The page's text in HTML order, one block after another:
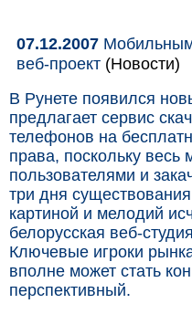
07.12.2007
веб-проект (Новости)
В Рунете появился
предлагает сервис
телефонов на
права, поскольку
пользователями и
три дня
картиной и мелодий
белорусская веб-
Ключевые игроки
вполне может стать
перспективный.